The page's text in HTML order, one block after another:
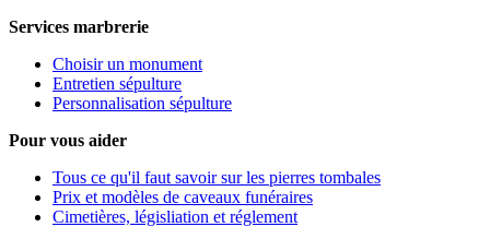
Services marbrerie
Choisir un monument
Entretien sépulture
Personnalisation sépulture
Pour vous aider
Tous ce qu'il faut savoir sur les pierres tombales
Prix et modèles de caveaux funéraires
Cimetières, législiation et réglement